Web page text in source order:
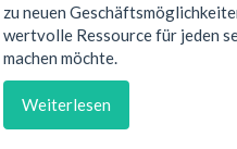
zu neuen
wertvolle Ressource für jeden
machen möchte.
Weiterlesen